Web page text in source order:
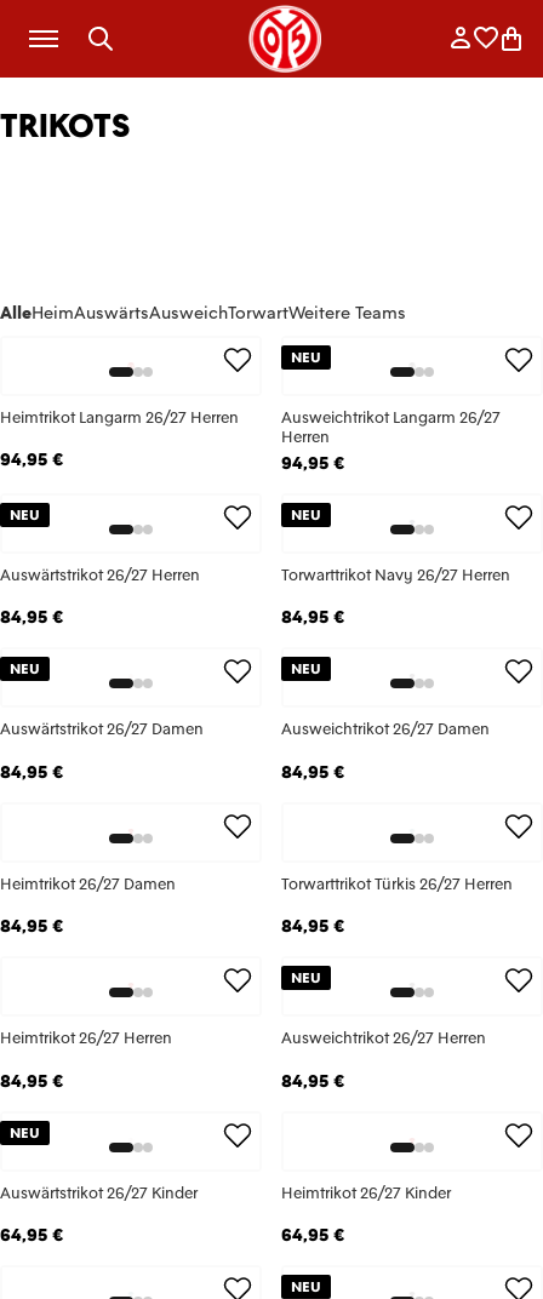
Zum Hauptinhalt springen
TRIKOTS
AlleHeimAuswärtsAusweichTorwartWeitere Teams
Heimtrikot Langarm 26/27 Herren
94,95 €
NEU
Ausweichtrikot Langarm 26/27
Herren
94,95 €
NEU
Auswärtstrikot 26/27 Herren
84,95 €
NEU
Torwarttrikot Navy 26/27 Herren
84,95 €
NEU
Auswärtstrikot 26/27 Damen
84,95 €
NEU
Ausweichtrikot 26/27 Damen
84,95 €
Heimtrikot 26/27 Damen
84,95 €
Torwarttrikot Türkis 26/27 Herren
84,95 €
Heimtrikot 26/27 Herren
84,95 €
NEU
Ausweichtrikot 26/27 Herren
84,95 €
NEU
Auswärtstrikot 26/27 Kinder
64,95 €
Heimtrikot 26/27 Kinder
64,95 €
NEU